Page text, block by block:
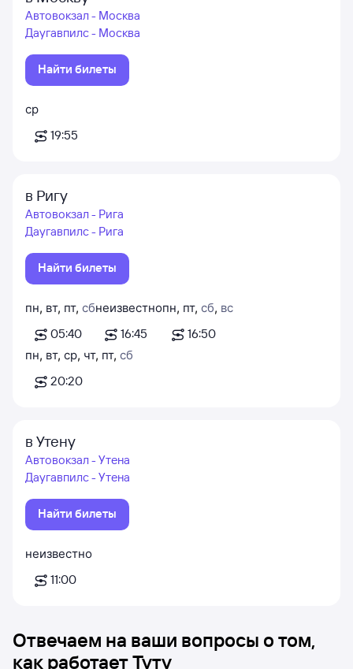
Автовокзал - Москва
Даугавпилс - Москва
Найти билеты
ср
19:55
в Ригу
Автовокзал - Рига
Даугавпилс - Рига
Найти билеты
пн, вт, пт, сб
05:40
неизвестно
16:45
пн, пт, сб, вс
16:50
пн, вт, ср, чт, пт, сб
20:20
в Утену
Автовокзал - Утена
Даугавпилс - Утена
Найти билеты
неизвестно
11:00
Отвечаем на ваши вопросы о том,
как работает Туту